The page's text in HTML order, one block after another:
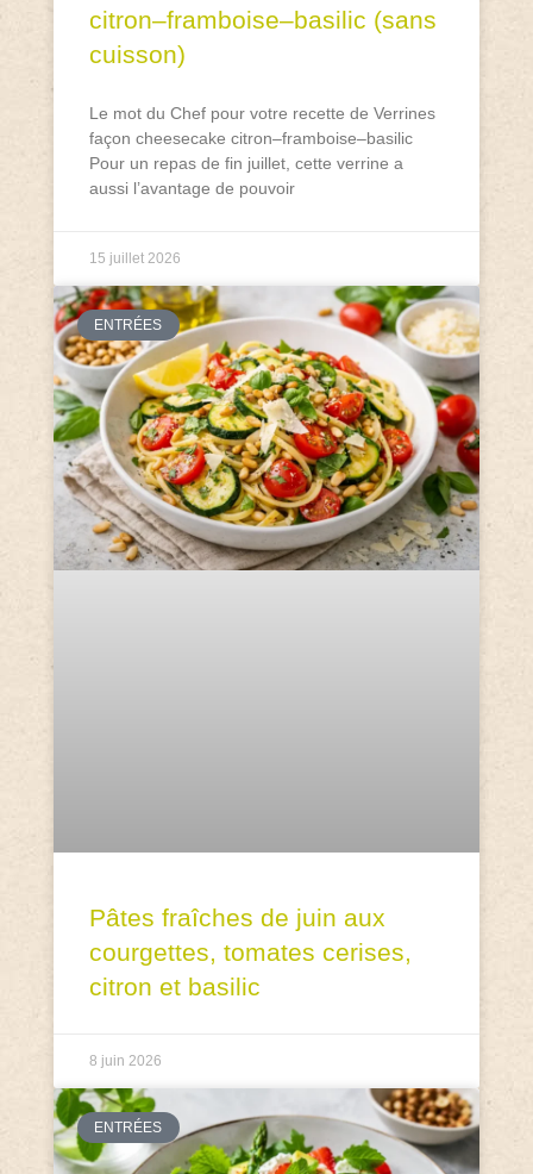
citron–framboise–basilic (sans
cuisson)
Le mot du Chef pour votre recette de Verrines
façon cheesecake citron–framboise–basilic
Pour un repas de fin juillet, cette verrine a
aussi l’avantage de pouvoir
15 juillet 2026
ENTRÉES
Pâtes fraîches de juin aux
courgettes, tomates cerises,
citron et basilic
8 juin 2026
ENTRÉES